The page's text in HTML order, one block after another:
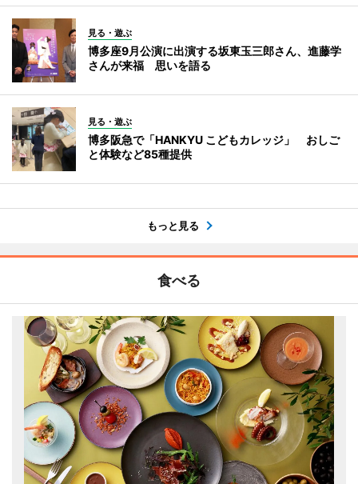
見る・遊ぶ
博多座9月公演に出演する坂東玉三郎さん、進藤学
さんが来福 思いを語る
見る・遊ぶ
博多阪急で「HANKYU こどもカレッジ」 おしご
と体験など85種提供
もっと見る
食べる